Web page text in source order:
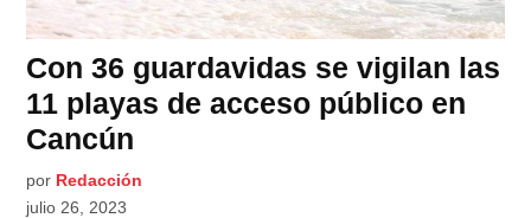
Con 36 guardavidas se vigilan las
11 playas de acceso público en
Cancún
por Redacción
julio 26, 2023